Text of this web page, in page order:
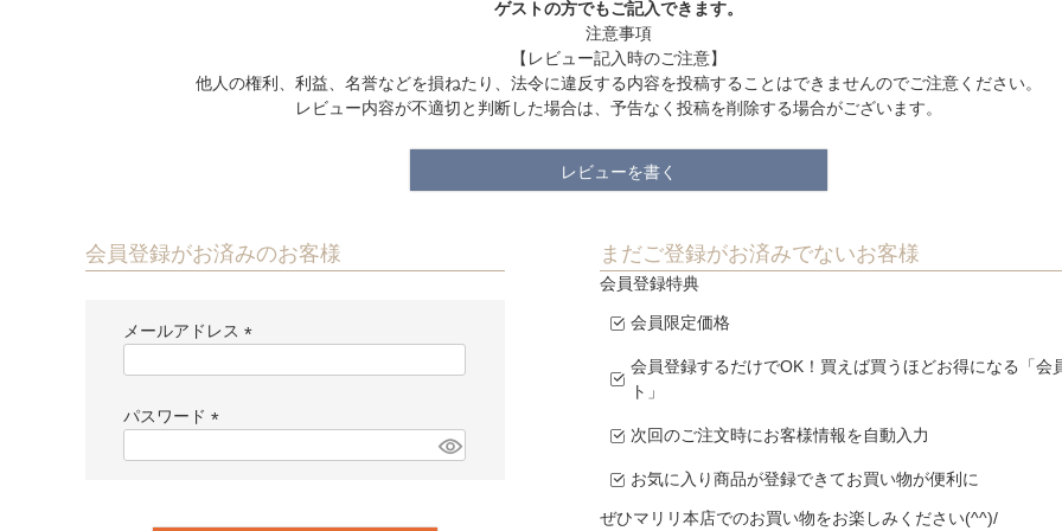
ゲストの方でもご記入できます。
注意事項
【レビュー記入時のご注意】
他人の権利、利益、名誉などを損ねたり、法令に違反する内容を投稿することはできませんのでご注意ください。
レビュー内容が不適切と判断した場合は、予告なく投稿を削除する場合がございます。
レビューを書く
会員登録がお済みのお客様
メールアドレス
)
パスワード
まだご登録がお済みでないお客様
会員登録特典
会員限定価格
会員登録するだけでOK！買えば買うほどお得になる「会
ト」
次回のご注文時にお客様情報を自動入力
お気に入り商品が登録できてお買い物が便利に
ぜひマリリ本店でのお買い物をお楽しみください(^^)/